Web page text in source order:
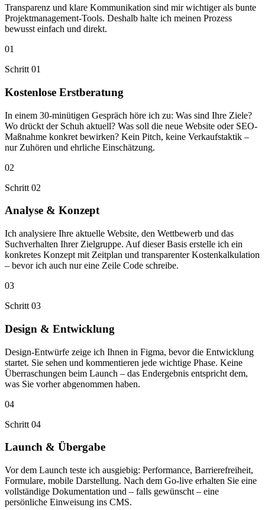
Transparenz und klare Kommunikation sind mir wichtiger als bunte
Projektmanagement-Tools. Deshalb halte ich meinen Prozess
bewusst einfach und direkt.
01
Schritt 01
Kostenlose Erstberatung
In einem 30-minütigen Gespräch höre ich zu: Was sind Ihre Ziele?
Wo drückt der Schuh aktuell? Was soll die neue Website oder SEO-
Maßnahme konkret bewirken? Kein Pitch, keine Verkaufstaktik –
nur Zuhören und ehrliche Einschätzung.
02
Schritt 02
Analyse & Konzept
Ich analysiere Ihre aktuelle Website, den Wettbewerb und das
Suchverhalten Ihrer Zielgruppe. Auf dieser Basis erstelle ich ein
konkretes Konzept mit Zeitplan und transparenter Kostenkalkulation
– bevor ich auch nur eine Zeile Code schreibe.
03
Schritt 03
Design & Entwicklung
Design-Entwürfe zeige ich Ihnen in Figma, bevor die Entwicklung
startet. Sie sehen und kommentieren jede wichtige Phase. Keine
Überraschungen beim Launch – das Endergebnis entspricht dem,
was Sie vorher abgenommen haben.
04
Schritt 04
Launch & Übergabe
Vor dem Launch teste ich ausgiebig: Performance, Barrierefreiheit,
Formulare, mobile Darstellung. Nach dem Go-live erhalten Sie eine
vollständige Dokumentation und – falls gewünscht – eine
persönliche Einweisung ins CMS.